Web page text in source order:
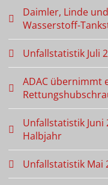
Daimler, Linde
Wasserstoff-
Unfallstatistik Juli
ADAC übernimmt
Unfallstatistik Juni
Halbjahr
Unfallstatistik Mai